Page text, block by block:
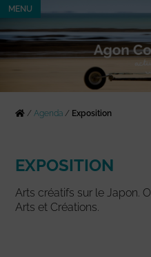
MENU
/Agenda / Exposition
EXPOSITION
Arts créatifs sur le Japon.
Arts et Créations.